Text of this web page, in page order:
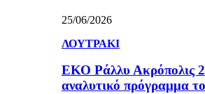
25/06/2026
ΛΟΥΤΡΑΚΙ
ΕΚΟ Ράλλυ Ακρόπολις
αναλυτικό πρόγραμμα